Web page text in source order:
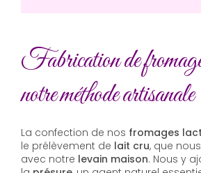
Fabrication de
notre méthode artisanale
La confection de nos fromages
le prélèvement de lait cru, que
avec notre levain maison. Nous y